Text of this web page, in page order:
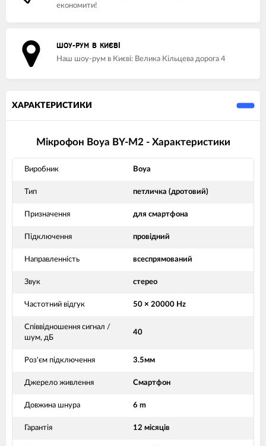
економити!
ШОУ-РУМ В КИЄВІ
Наш шоу-рум в Києві: Велика Кільцева дорога 4
ХАРАКТЕРИСТИКИ
Мікрофон Boya BY-M2 - Характеристики
Виробник Boya
Тип петличка (дротовий)
Призначення для смартфона
Підключення провідний
Направленність всеспрямований
Звук стерео
Частотний відгук 50 × 20000 Hz
Співвідношення сигнал /
шум, дБ
40
Роз'єм підключення 3.5мм
Джерело живлення Смартфон
Довжина шнура 6 m
Гарантія 12 місяців